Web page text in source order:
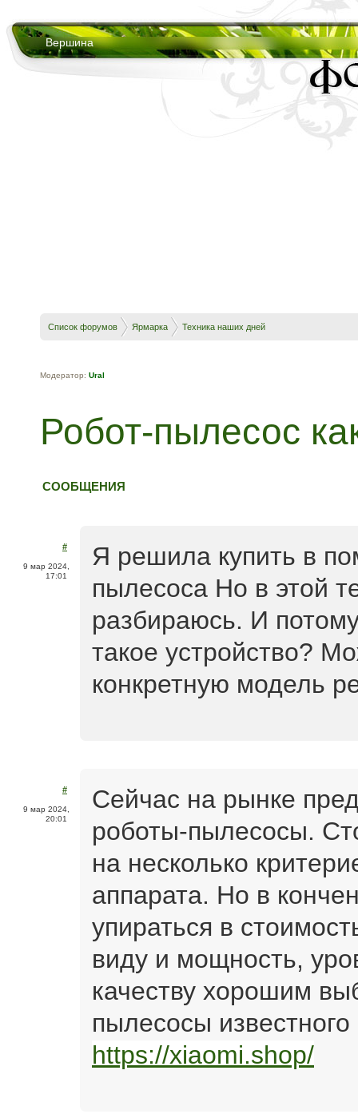
Вершина
Список форумов Ярмарка Техника наших дней
Модератор: Ural
Робот-пылесос
СООБЩЕНИЯ
#
9 мар 2024,
17:01
Я решила купить в
пылесоса Но в этой
разбираюсь. И
такое устройство?
конкретную модель
#
9 мар 2024,
20:01
Сейчас на рынке
роботы-пылесосы.
на несколько
аппарата. Но в
упираться в
виду и мощность,
качеству хорошим
пылесосы
https://xiaomi.shop/